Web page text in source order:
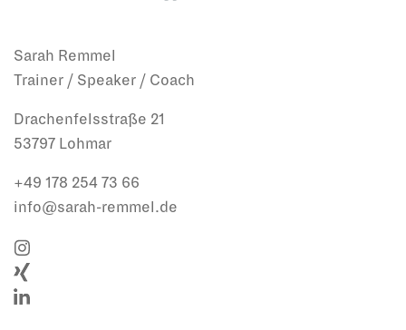
Sarah Remmel
Trainer / Speaker / Coach
Drachenfelsstraße 21
53797 Lohmar
+49 178 254 73 66
info@sarah-remmel.de